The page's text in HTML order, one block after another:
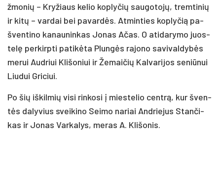
žmo­nių – Kry­žiaus ke­lio kop­ly­čių sau­go­to­jų, trem­ti­nių
ir ki­tų – var­dai bei pa­var­dės. At­min­ties kop­ly­čią pa­
šven­ti­no ka­nau­nin­kas Jo­nas Ačas. O ati­da­ry­mo juos­
te­lę per­kirp­ti pa­ti­kė­ta Plun­gės ra­jo­no sa­vi­val­dy­bės
me­rui Aud­riui Kli­šo­niui ir Že­mai­čių Kal­va­ri­jos se­niū­nui
Liu­dui Gri­ciui.
Po šių iš­kil­mių vi­si rin­ko­si į mies­te­lio cent­rą, kur šven­
tės da­ly­vius svei­ki­no Sei­mo na­riai And­rie­jus Stan­či­
kas ir Jo­nas Var­ka­lys, me­ras A. Kli­šo­nis.